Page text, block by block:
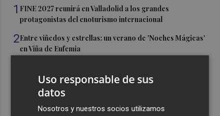
1 FINE 2027 reunirá en Valladolid a los grandes
protagonistas del enoturismo internacional
2Entre viñedos y estrellas: un verano de 'Noches Mágicas'
en Viña de Eufemia
entradas a la venta y aforo limitado
El Campello invierte 1,6 millones en la primera fase de la
'operación asfalto', que ya está en licitación
Uso responsable de sus
datos
Nosotros y nuestros socios utilizamos